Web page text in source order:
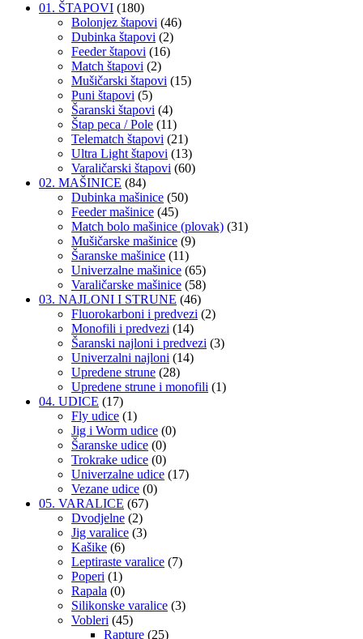
01. ŠTAPOVI (180)
Bolonjez štapovi (46)
Dubinka štapovi (2)
Feeder štapovi (16)
Match štapovi (2)
Mušičarski štapovi (15)
Puni štapovi (5)
Šaranski štapovi (4)
Štap peca / Pole (11)
Telematch štapovi (21)
Ultra Light štapovi (13)
Varaličarski štapovi (60)
02. MAŠINICE (84)
Dubinka mašinice (50)
Feeder mašinice (45)
Match bolo mašinice (plovak) (31)
Mušičarske mašinice (9)
Šaranske mašinice (11)
Univerzalne mašinice (65)
Varaličarske mašinice (58)
03. NAJLONI I STRUNE (46)
Fluorokarboni i predvezi (2)
Monofili i predvezi (14)
Šaranski najloni i predvezi (3)
Univerzalni najloni (14)
Upredene strune (28)
Upredene strune i monofili (1)
04. UDICE (17)
Fly udice (1)
Jig i Worm udice (0)
Šaranske udice (0)
Trokrake udice (0)
Univerzalne udice (17)
Vezane udice (0)
05. VARALICE (67)
Dvodjelne (2)
Jig varalice (3)
Kašike (6)
Leptiraste varalice (7)
Poperi (1)
Rapala (0)
Silikonske varalice (3)
Vobleri (45)
Rapture (25)